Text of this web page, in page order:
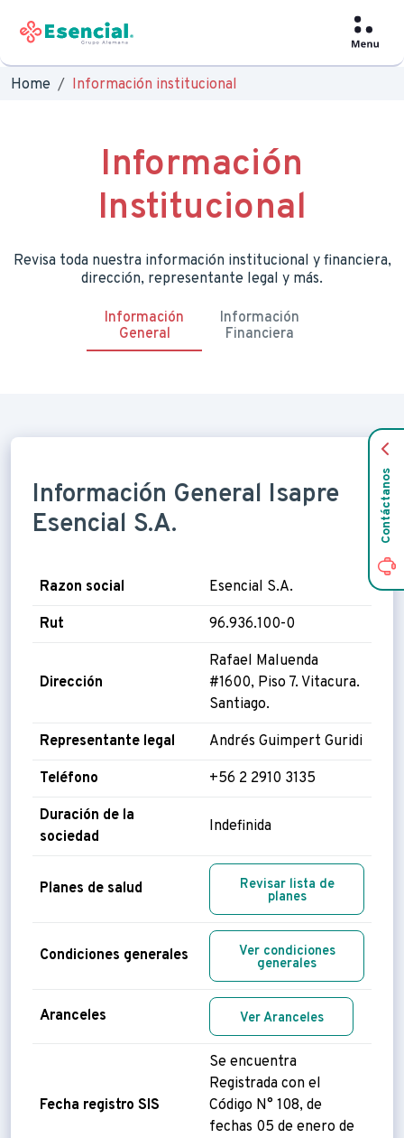
Contáctanos
Home Información institucional
Información
Institucional
Revisa toda nuestra información institucional y financiera,
dirección, representante legal y más.
Información
General
Información
Financiera
Información General Isapre
Esencial S.A.
Razon social Esencial S.A.
Rut 96.936.100-0
Dirección
Rafael Maluenda
#1600, Piso 7. Vitacura.
Santiago.
Representante legal Andrés Guimpert Guridi
Teléfono +56 2 2910 3135
Duración de la
sociedad
Indefinida
Planes de salud Revisar lista de
planes
Condiciones generales Ver condiciones
generales
Aranceles Ver Aranceles
Fecha registro SIS
Se encuentra
Registrada con el
Código N° 108, de
fechas 05 de enero de